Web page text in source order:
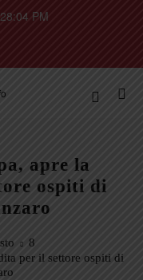
PM
apre la
ospiti di
8
per il settore ospiti di